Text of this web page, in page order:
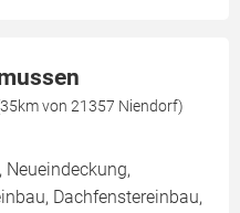
von 21357 Niendorf)
Neueindeckung,
Dachfenstereinbau,